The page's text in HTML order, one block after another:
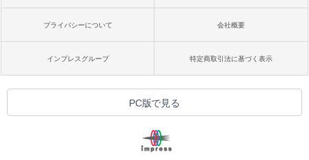
プライバシーについて 会社概要
インプレスグループ 特定商取引法に基づく表示
PC版で見る